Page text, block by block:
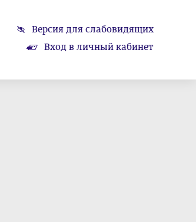
Версия для слабовидящих
Вход в личный кабинет